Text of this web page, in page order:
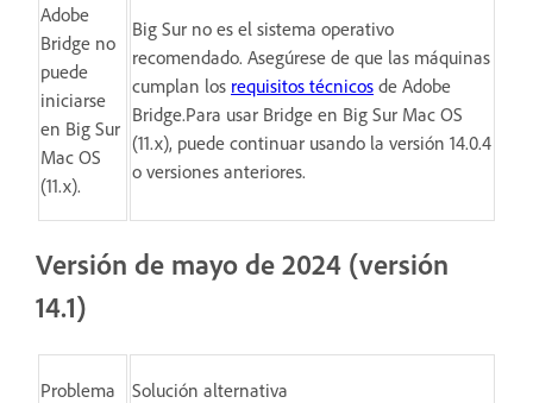
Adobe
Bridge no
puede
iniciarse
en Big Sur
Mac OS
(11.x).
Big Sur no es el sistema operativo
recomendado. Asegúrese de que las máquinas
cumplan los requisitos técnicos de Adobe
Bridge.Para usar Bridge en Big Sur Mac OS
(11.x), puede continuar usando la versión 14.0.4
o versiones anteriores.
Versión de mayo de 2024 (versión
14.1)
Problema Solución alternativa